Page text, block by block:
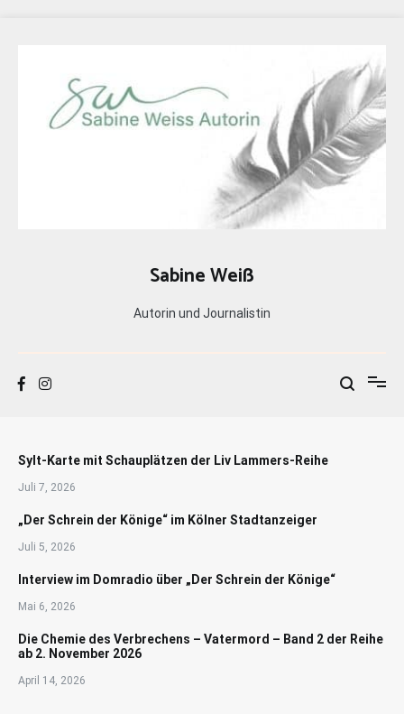
Sabine Weiß
Autorin und Journalistin
Sylt-Karte mit Schauplätzen der Liv Lammers-Reihe
Juli 7, 2026
„Der Schrein der Könige“ im Kölner Stadtanzeiger
Juli 5, 2026
Interview im Domradio über „Der Schrein der Könige“
Mai 6, 2026
Die Chemie des Verbrechens – Vatermord – Band 2 der Reihe
ab 2. November 2026
April 14, 2026